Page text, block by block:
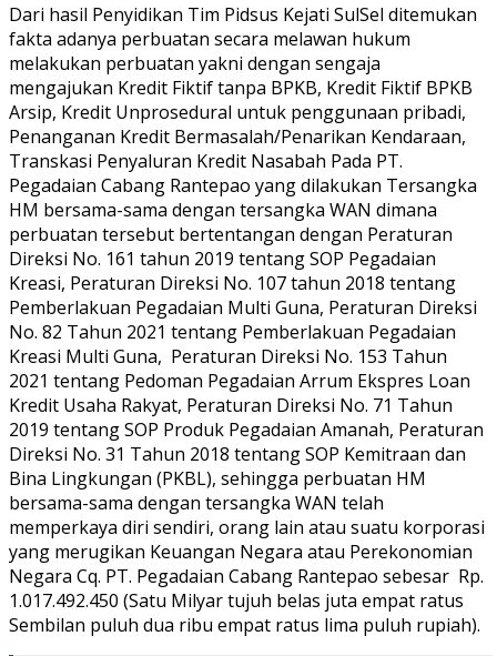
Dari hasil Penyidikan Tim Pidsus Kejati SulSel ditemukan
fakta adanya perbuatan secara melawan hukum
melakukan perbuatan yakni dengan sengaja
mengajukan Kredit Fiktif tanpa BPKB, Kredit Fiktif BPKB
Arsip, Kredit Unprosedural untuk penggunaan pribadi,
Penanganan Kredit Bermasalah/Penarikan Kendaraan,
Transkasi Penyaluran Kredit Nasabah Pada PT.
Pegadaian Cabang Rantepao yang dilakukan Tersangka
HM bersama-sama dengan tersangka WAN dimana
perbuatan tersebut bertentangan dengan Peraturan
Direksi No. 161 tahun 2019 tentang SOP Pegadaian
Kreasi, Peraturan Direksi No. 107 tahun 2018 tentang
Pemberlakuan Pegadaian Multi Guna, Peraturan Direksi
No. 82 Tahun 2021 tentang Pemberlakuan Pegadaian
Kreasi Multi Guna, Peraturan Direksi No. 153 Tahun
2021 tentang Pedoman Pegadaian Arrum Ekspres Loan
Kredit Usaha Rakyat, Peraturan Direksi No. 71 Tahun
2019 tentang SOP Produk Pegadaian Amanah, Peraturan
Direksi No. 31 Tahun 2018 tentang SOP Kemitraan dan
Bina Lingkungan (PKBL), sehingga perbuatan HM
bersama-sama dengan tersangka WAN telah
memperkaya diri sendiri, orang lain atau suatu korporasi
yang merugikan Keuangan Negara atau Perekonomian
Negara Cq. PT. Pegadaian Cabang Rantepao sebesar Rp.
1.017.492.450 (Satu Milyar tujuh belas juta empat ratus
Sembilan puluh dua ribu empat ratus lima puluh rupiah).